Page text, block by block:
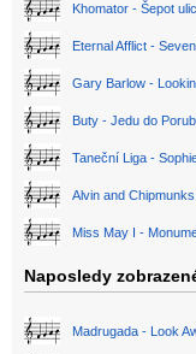
Khomator - Šepot ulic
Eternal Afflict -
Gary Barlow -
Buty - Jedu do
Taneční Liga -
Alvin and
Miss May I -
Naposledy
Madrugada - Look